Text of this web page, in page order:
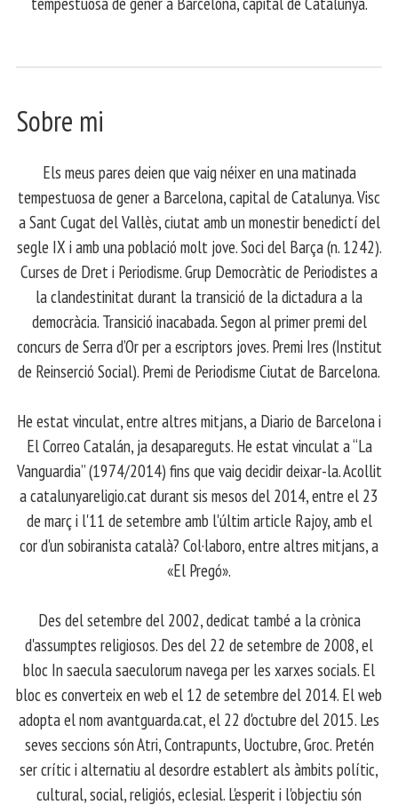
Sobre mi
Els meus pares deien que vaig néixer en una matinada
tempestuosa de gener a Barcelona, capital de Catalunya. Visc
a Sant Cugat del Vallès, ciutat amb un monestir benedictí del
segle IX i amb una població molt jove. Soci del Barça (n. 1242).
Curses de Dret i Periodisme. Grup Democràtic de Periodistes a
la clandestinitat durant la transició de la dictadura a la
democràcia. Transició inacabada. Segon al primer premi del
concurs de Serra d’Or per a escriptors joves. Premi Ires (Institut
de Reinserció Social). Premi de Periodisme Ciutat de Barcelona.
​ He estat vinculat, entre altres mitjans, a Diario de Barcelona i
El Correo Catalán, ja desapareguts. He estat vinculat a “La
Vanguardia” (1974/2014) fins que vaig decidir deixar-la. Acollit
a catalunyareligio.cat durant sis mesos del 2014, entre el 23
de març i l'11 de setembre amb l'últim article Rajoy, amb el
cor d'un sobiranista català? Col·laboro, entre altres mitjans, a
«El Pregó».
​ Des del setembre del 2002, dedicat també a la crònica
d'assumptes religiosos. Des del 22 de setembre de 2008, el
bloc In saecula saeculorum navega per les xarxes socials. El
bloc es converteix en web el 12 de setembre del 2014. El web
adopta el nom avantguarda.cat, el 22 d'octubre del 2015. Les
seves seccions són Atri, Contrapunts, Uoctubre, Groc. Pretén
ser crític i alternatiu al desordre establert als àmbits polític,
cultural, social, religiós, eclesial. L'esperit i l'objectiu són